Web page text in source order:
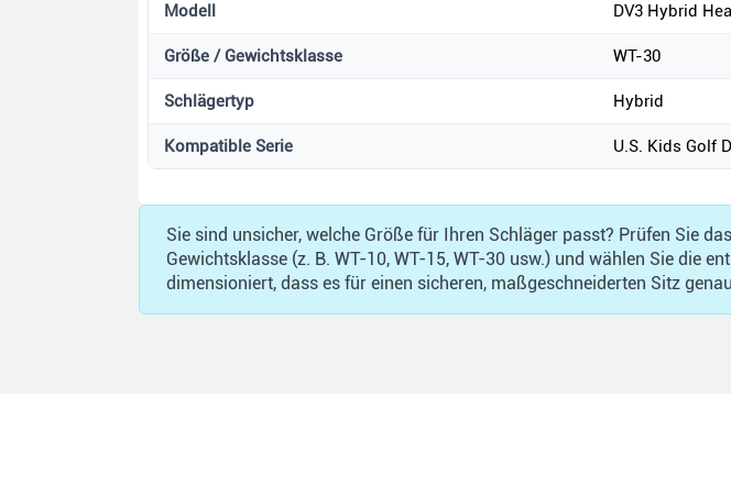
Modell DV3 Hybrid
Größe / Gewichtsklasse WT-30
Schlägertyp Hybrid
Kompatible Serie U.S. Kids Golf
Sie sind unsicher, welche Größe für Ihren Schläger passt? Prüfen Sie
Gewichtsklasse (z. B. WT-10, WT-15, WT-30 usw.) und wählen Sie die
dimensioniert, dass es für einen sicheren, maßgeschneiderten Sitz